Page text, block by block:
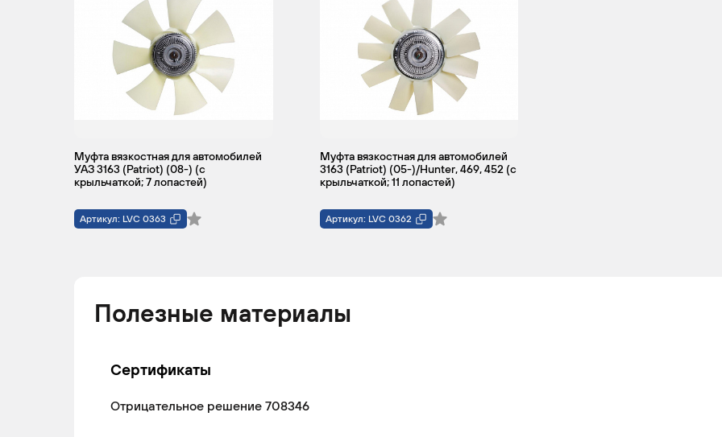
на все
колеса
Муфта вязкостная для автомобилей
УАЗ 3163 (Patriot) (08-) (с
крыльчаткой; 7 лопастей)
Артикул: LVC 0363
Муфта вязкостная для автомобилей
3163 (Patriot) (05-)/Hunter, 469, 452 (с
крыльчаткой; 11 лопастей)
Артикул: LVC 0362
Полезные материалы
Сертификаты
Отрицательное решение 708346